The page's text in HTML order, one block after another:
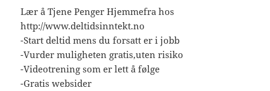
Lær å Tjene Penger Hjemmefra hos
http://www.deltidsinntekt.no
-Start deltid mens du forsatt er i jobb
-Vurder muligheten gratis,uten risiko
-Videotrening som er lett å følge
-Gratis websider